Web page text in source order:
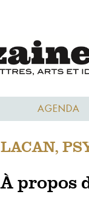
AGENDA
LACAN,
À propos